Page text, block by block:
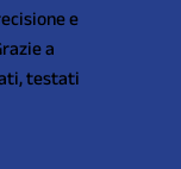
e
a
testati